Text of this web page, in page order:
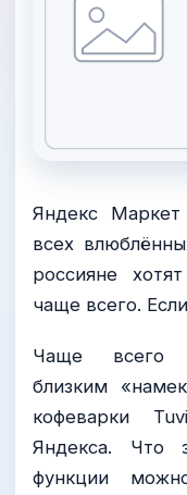
Яндекс
всех
россияне
чаще всего.
Чаще всего
близким
кофеварки
Яндекса. Что
функции